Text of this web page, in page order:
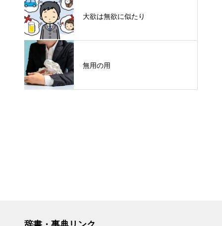
大欲は無欲に似たり
無用の用